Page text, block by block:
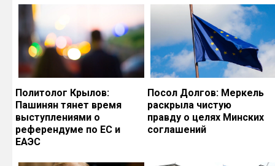
Политолог Крылов:
Пашинян тянет время
выступлениями о
референдуме по ЕС и
ЕАЭС
Посол Долгов: Меркель
раскрыла чистую
правду о целях Минских
соглашений